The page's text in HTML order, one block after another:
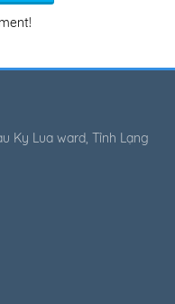
Ky Lua ward, Tỉnh Lạng